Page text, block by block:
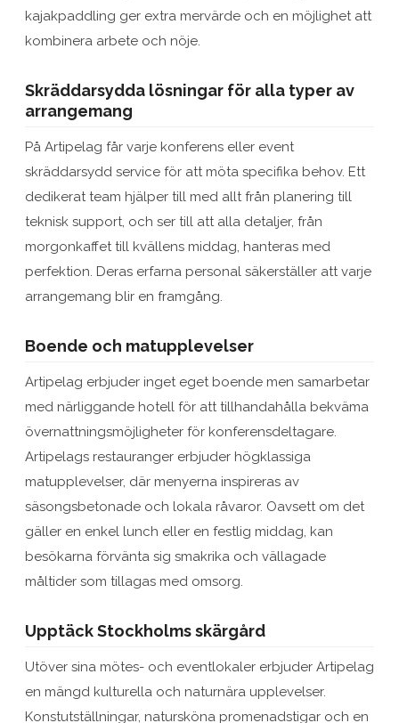
kajakpaddling ger extra mervärde och en möjlighet att
kombinera arbete och nöje.
Skräddarsydda lösningar för alla typer av
arrangemang
På Artipelag får varje konferens eller event
skräddarsydd service för att möta specifika behov. Ett
dedikerat team hjälper till med allt från planering till
teknisk support, och ser till att alla detaljer, från
morgonkaffet till kvällens middag, hanteras med
perfektion. Deras erfarna personal säkerställer att varje
arrangemang blir en framgång.
Boende och matupplevelser
Artipelag erbjuder inget eget boende men samarbetar
med närliggande hotell för att tillhandahålla bekväma
övernattningsmöjligheter för konferensdeltagare.
Artipelags restauranger erbjuder högklassiga
matupplevelser, där menyerna inspireras av
säsongsbetonade och lokala råvaror. Oavsett om det
gäller en enkel lunch eller en festlig middag, kan
besökarna förvänta sig smakrika och vällagade
måltider som tillagas med omsorg.
Upptäck Stockholms skärgård
Utöver sina mötes- och eventlokaler erbjuder Artipelag
en mängd kulturella och naturnära upplevelser.
Konstutställningar, natursköna promenadstigar och en